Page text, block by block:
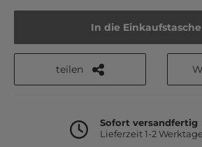
In die Einkaufstasche
teilen
Sofort versandfertig
Lieferzeit 1-2 Werktage